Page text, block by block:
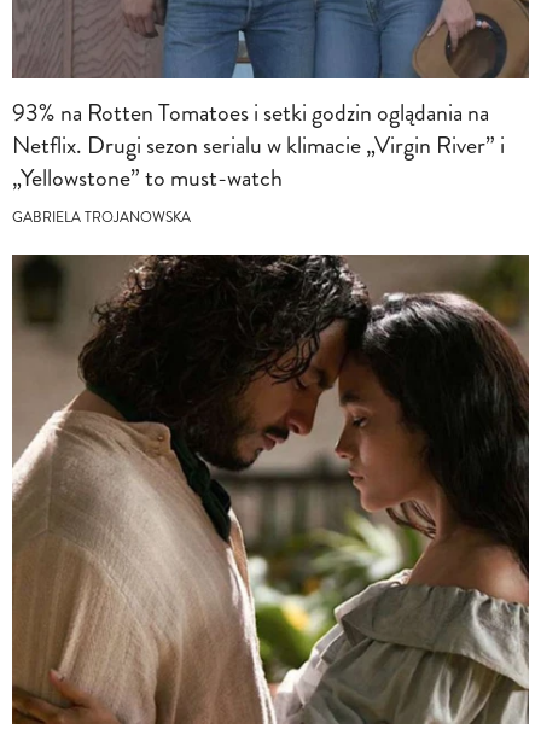
93% na Rotten Tomatoes i setki godzin oglądania na
Netflix. Drugi sezon serialu w klimacie „Virgin River” i
„Yellowstone” to must-watch
GABRIELA TROJANOWSKA